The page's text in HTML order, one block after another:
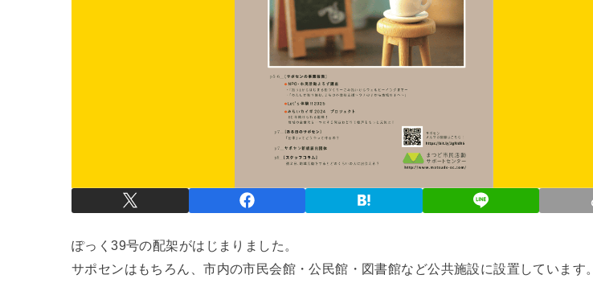
ぽっく39号の配架がはじまりました。
サポセンはもちろん、市内の市民会館・公民館・図書館など公共施設に設置しています。